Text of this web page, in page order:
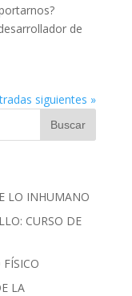
de
siguientes »
LO INHUMANO
CURSO DE
LA